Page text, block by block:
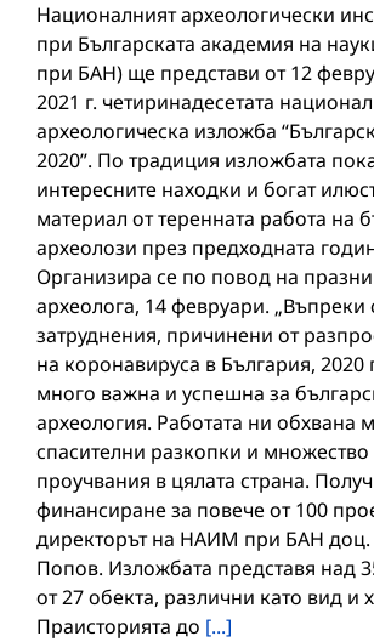
Националният археологически
при Българската академия на
при БАН) ще представи от 12
2021 г. четиринадесетата
археологическа изложба
2020”. По традиция изложбата
интересните находки и богат
материал от теренната работа на
археолози през предходната
Организира се по повод на
археолога, 14 февруари. „Въпреки
затруднения, причинени от
на коронавируса в България, 2020
много важна и успешна за
археология. Работата ни обхвана
спасителни разкопки и
проучвания в цялата страна.
финансиране за повече от 100
директорът на НАИМ при БАН доц.
Попов. Изложбата представя над
от 27 обекта, различни като вид и
Праисторията до [...]